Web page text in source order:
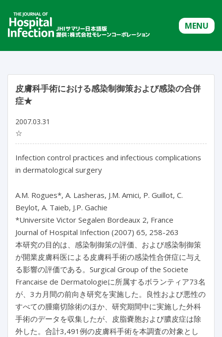
MENU
皮膚科手術における感染制御策および感染の合併
症★
2007.03.31
☆
Infection control practices and infectious complications
in dermatological surgery
A.M. Rogues*, A. Lasheras, J.M. Amici, P. Guillot, C.
Beylot, A. Taieb, J.P. Gachie
*Universite Victor Segalen Bordeaux 2, France
Journal of Hospital Infection (2007) 65, 258-263
本研究の目的は、感染制御策の評価、および感染制御策
が開業皮膚科医による皮膚科手術の感染性合併症に与え
る影響の評価である。Surgical Group of the Societe
Francaise de Dermatologieに所属するボランティア73名
が、3カ月間の前向き研究を実施した。良性および悪性の
すべての腫瘍切除術のほか、研究期間中に実施した外科
手術のデータを収集したが、皮脂嚢胞および膿皮症は除
外した。合計3,491例の皮膚科手術を本調査の対象とし